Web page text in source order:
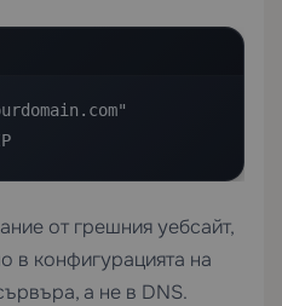
от грешния уебсайт,
в конфигурацията на
а не в DNS.